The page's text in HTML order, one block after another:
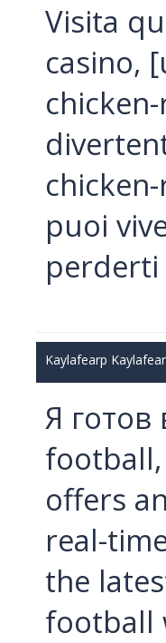
Visita
casino,
puoi
perderti
Kaylafearp
Я
offers
real-
the
football